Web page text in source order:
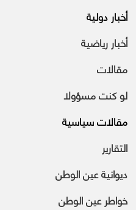
أخبار دولية
أخبار رياضية
مقالات
لو كنت مسؤولا
مقالات سياسية
التقارير
ديوانية عين الوطن
خواطر عين الوطن